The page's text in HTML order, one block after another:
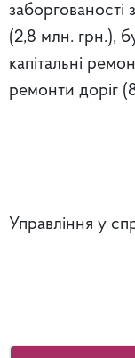
заборгованості
(2,8 млн. грн.),
капітальні
ремонти доріг
Управління у